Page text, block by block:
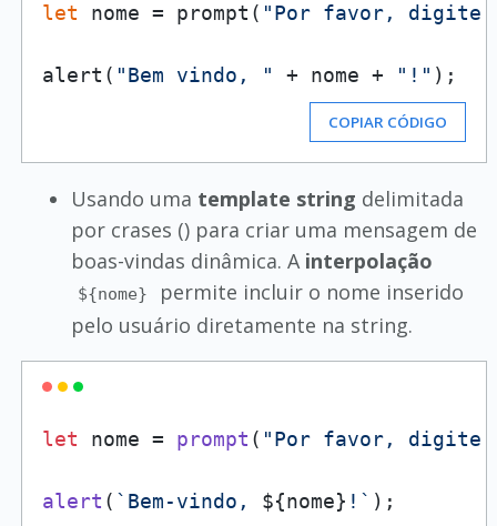
let nome = prompt( "Por favor, digite
alert( "Bem vindo, " + nome + "!"
COPIAR CÓDIGO
Usando uma template string delimitada
por crases () para criar uma mensagem de
boas-vindas dinâmica. A interpolação
${nome}
permite incluir o nome inserido
pelo usuário diretamente na string.
let nome = prompt ( "Por favor, digite
alert ( `Bem-vindo, ${nome} !`